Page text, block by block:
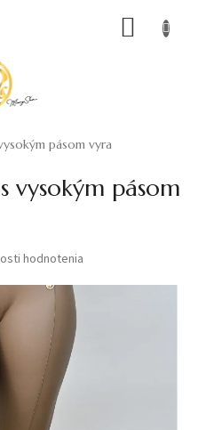
pásom vyra
vysokým pásom
hodnotenia